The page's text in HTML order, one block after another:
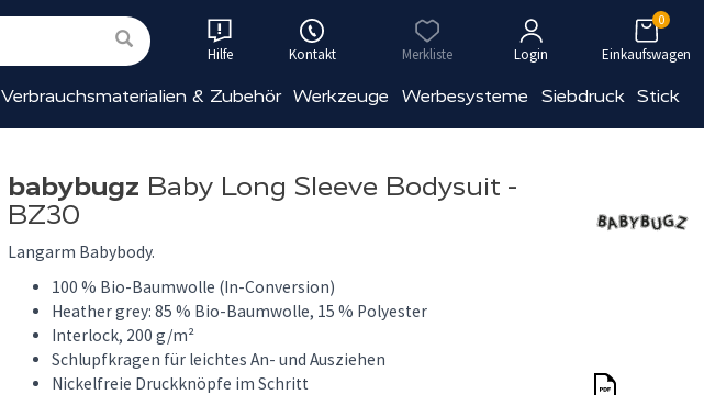
Hilfe Kontakt Merkliste Login Einkaufswagen
0
Verbrauchsmaterialien & Zubehör Werkzeuge Werbesysteme Siebdruck Stick
babybugz Baby Long Sleeve Bodysuit -
BZ30
Langarm Babybody.
100 % Bio-Baumwolle (In-Conversion)
Heather grey: 85 % Bio-Baumwolle, 15 % Polyester
Interlock, 200 g/m²
Schlupfkragen für leichtes An- und Ausziehen
Nickelfreie Druckknöpfe im Schritt